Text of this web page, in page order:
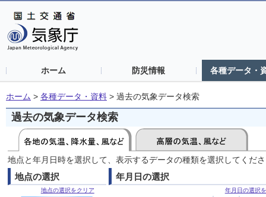
ホーム 防災情報 各種データ・
ホーム > 各種データ・資料 > 過去の気象データ検索
過去の気象データ検索
地点と年月日時を選択して、表示するデータの種類を選択してくだ
地点の選択
地点の選択をクリア
年月日の選択
年月日の選択